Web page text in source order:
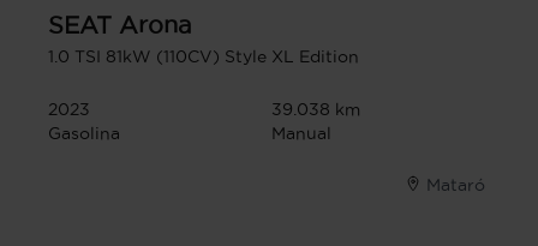
SEAT Arona
1.0 TSI 81kW (110CV) Style XL Edition
2023
39.038 km
Gasolina
Manual
Mataró